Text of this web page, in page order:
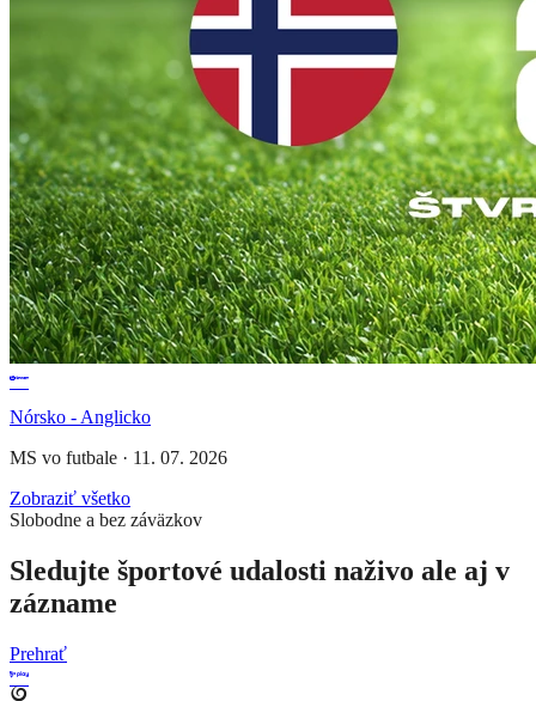
Nórsko - Anglicko
MS vo futbale · 11. 07. 2026
Zobraziť všetko
Slobodne a bez záväzkov
Sledujte športové udalosti naživo ale aj v
zázname
Prehrať